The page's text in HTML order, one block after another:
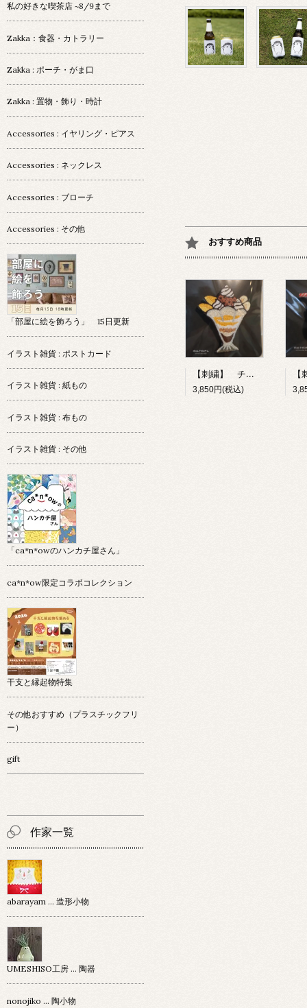
おすすめ商品
【刺繍】 チョコレートパフェ 【ポコルテポコチル】
3,850円(税込)
私の好きな喫茶店 ~8/9まで
Zakka：食器・カトラリー
Zakka : ポーチ・がま口
Zakka : 置物・飾り・時計
Accessories : イヤリング・ピアス
Accessories : ネックレス
Accessories : ブローチ
Accessories : その他
「部屋に絵を飾ろう」 15日更新
イラスト雑貨 : ポストカード
イラスト雑貨 : 紙もの
イラスト雑貨 : 布もの
イラスト雑貨 : その他
「ca*n*owのハンカチ屋さん」
ca*n*ow限定コラボコレクション
干支と縁起物特集
その他おすすめ（プラスチックフリ
ー）
gift
作家一覧
abarayam … 造形小物
UMESHISO工房 … 陶器
nonojiko ... 陶小物